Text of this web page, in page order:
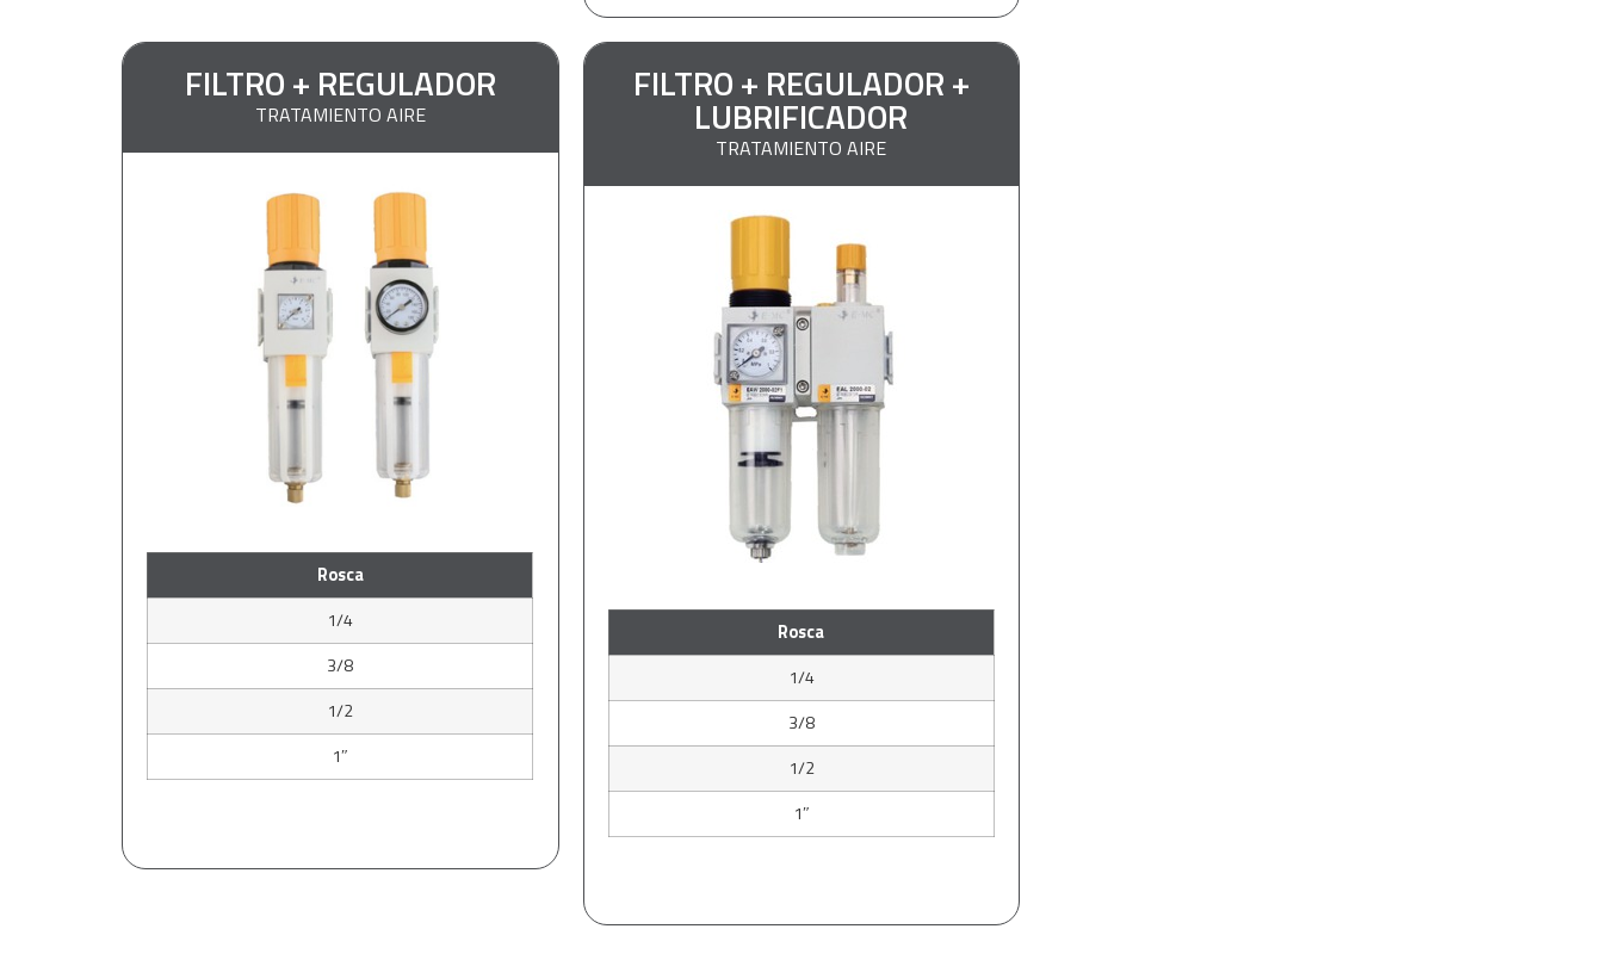
FILTRO + REGULADOR
TRATAMIENTO AIRE
Rosca
1/4
3/8
1/2
1″
FILTRO + REGULADOR +
LUBRIFICADOR
TRATAMIENTO AIRE
Rosca
1/4
3/8
1/2
1″